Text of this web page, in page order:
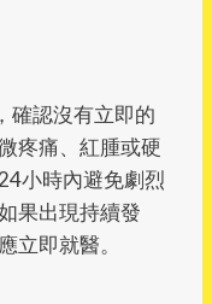
確認沒有立即的
疼痛、紅腫或硬
小時內避免劇烈
果出現持續發
立即就醫。